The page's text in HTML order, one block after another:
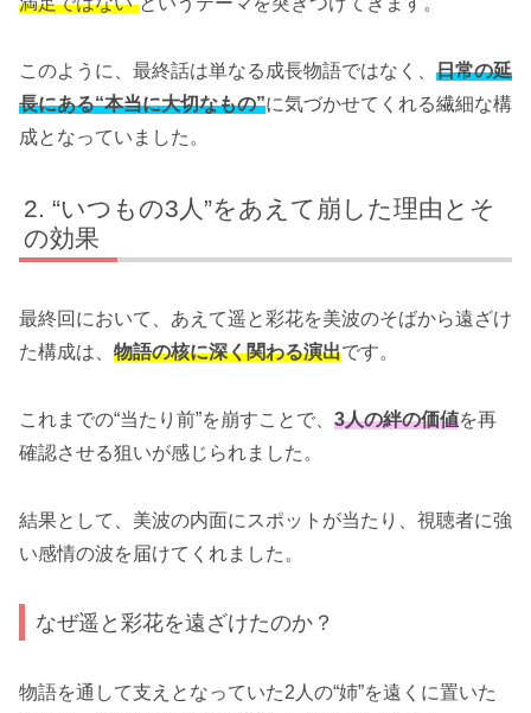
このように、最終話は単なる成長物語ではなく、 日常の延
長にある“本当に大切なもの”に気づかせてくれる繊細な構
成となっていました。
“いつもの3人”をあえて崩した理由とそ
の効果
最終回において、あえて遥と彩花を美波のそばから遠ざけ
た構成は、 物語の核に深く関わる演出です。
これまでの“当たり前”を崩すことで、 3人の絆の価値を再
確認させる狙いが感じられました。
結果として、美波の内面にスポットが当たり、視聴者に強
い感情の波を届けてくれました。
なぜ遥と彩花を遠ざけたのか？
物語を通して支えとなっていた2人の“姉”を遠くに置いた